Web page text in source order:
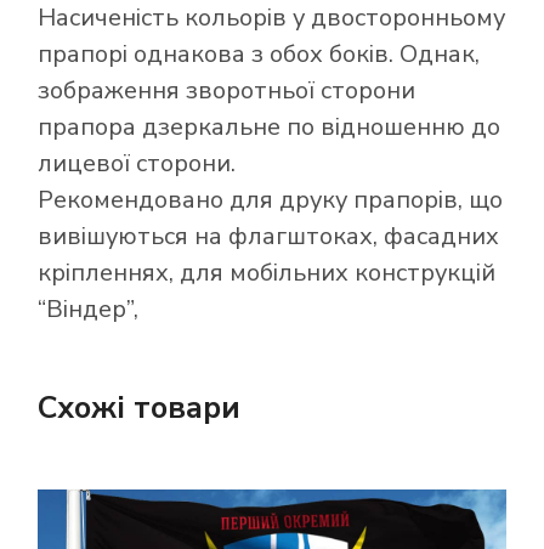
Насиченість кольорів у двосторонньому
прапорі однакова з обох боків. Однак,
зображення зворотньої сторони
прапора дзеркальне по відношенню до
лицевої сторони.
Рекомендовано для друку прапорів, що
вивішуються на флагштоках, фасадних
кріпленнях, для мобільних конструкцій
“Віндер”,
Схожі товари